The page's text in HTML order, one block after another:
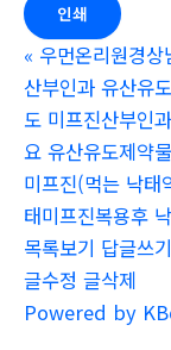
인쇄
« 우먼온리원경
산부인과 유산유
도 미프진산부인
요 유산유도제약
미프진(먹는 낙태
태미프진복용후
목록보기 답글쓰기
글수정 글삭제
Powered by